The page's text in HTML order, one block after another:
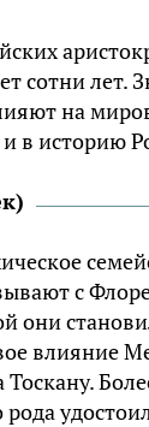
сотни лет.
на
в историю
с
они
влияние